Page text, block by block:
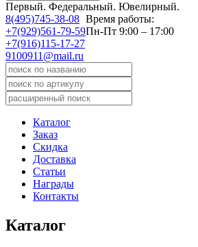
Первый. Федеральный. Ювелирный.
8(495)745-38-08
+7(929)561-79-59
+7(916)115-17-27
9100911@mail.ru
Время работы:
Пн-Пт 9:00 – 17:00
Каталог
Заказ
Скидка
Доставка
Статьи
Награды
Контакты
Каталог